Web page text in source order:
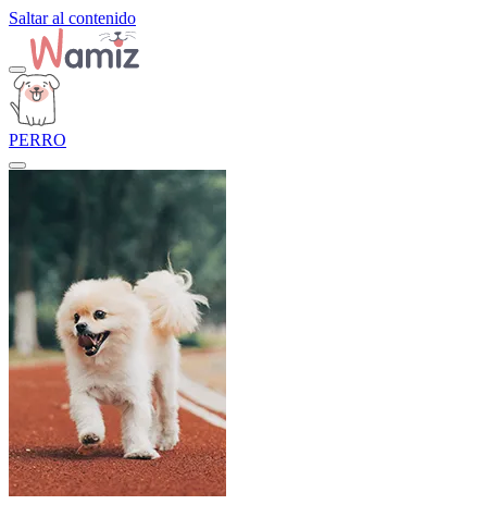
Saltar al contenido
PERRO